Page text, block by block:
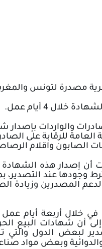
4 أيام عمل.
والواردات بإصدار
واقلام الرصاص
أن إصدار هذه الشهادة
وجودها عند
خلال أربعة أيام
أن شهادات البيع
لبعض الدول
وبعض مواد